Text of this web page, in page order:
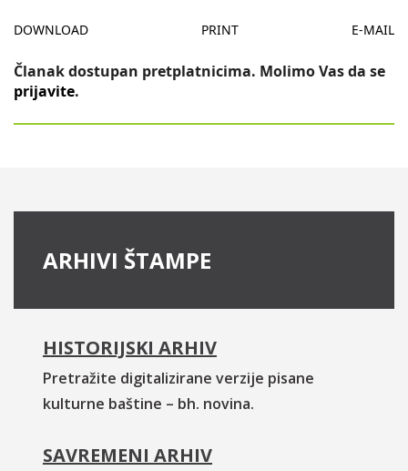
DOWNLOAD PRINT E-MAIL
Članak dostupan pretplatnicima. Molimo Vas da se
prijavite.
ARHIVI ŠTAMPE
HISTORIJSKI ARHIV
Pretražite digitalizirane verzije pisane
kulturne baštine – bh. novina.
SAVREMENI ARHIV